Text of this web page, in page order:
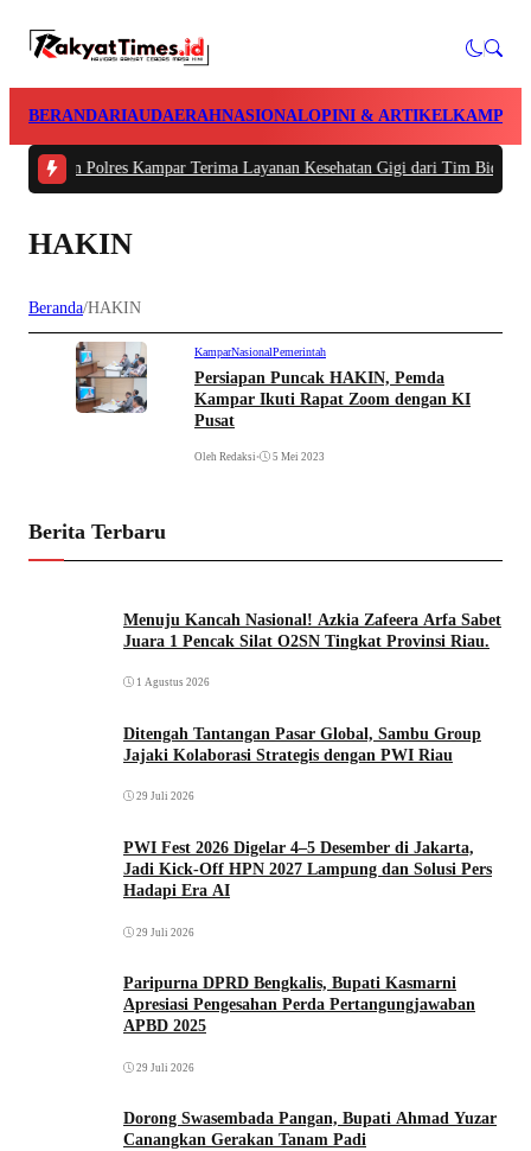
BERANDARIAUDAERAHNASIONALOPINI & ARTIKELKAMPAR
Polres Kampar Terima Layanan Kesehatan Gigi dari Tim Biddokkes
HAKIN
Beranda/HAKIN
KamparNasionalPemerintah
Persiapan Puncak HAKIN, Pemda
Kampar Ikuti Rapat Zoom dengan KI
Pusat
Oleh Redaksi • 5 Mei 2023
Berita Terbaru
Menuju Kancah Nasional! Azkia Zafeera Arfa Sabet
Juara 1 Pencak Silat O2SN Tingkat Provinsi Riau.
1 Agustus 2026
Ditengah Tantangan Pasar Global, Sambu Group
Jajaki Kolaborasi Strategis dengan PWI Riau
29 Juli 2026
PWI Fest 2026 Digelar 4–5 Desember di Jakarta,
Jadi Kick-Off HPN 2027 Lampung dan Solusi Pers
Hadapi Era AI
29 Juli 2026
Paripurna DPRD Bengkalis, Bupati Kasmarni
Apresiasi Pengesahan Perda Pertangungjawaban
APBD 2025
29 Juli 2026
Dorong Swasembada Pangan, Bupati Ahmad Yuzar
Canangkan Gerakan Tanam Padi